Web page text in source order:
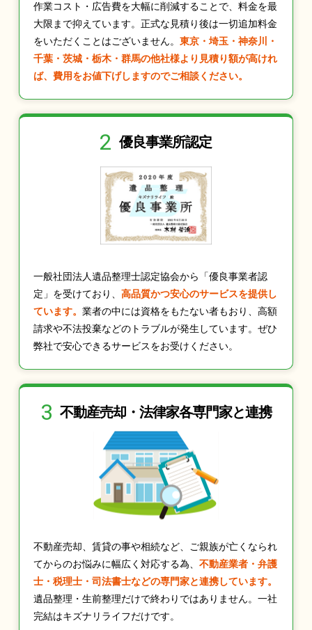
作業コスト・広告費を大幅に削減することで、料金を最
大限まで抑えています。正式な見積り後は一切追加料金
をいただくことはございません。 東京・埼玉・神奈川・
千葉・茨城・栃木・群馬の他社様より見積り額が高けれ
ば、費用をお値下げしますのでご相談ください。
2 優良事業所認定
一般社団法人遺品整理士認定協会から「優良事業者認
定」を受けており、 高品質かつ安心のサービスを提供し
ています。 業者の中には資格をもたない者もおり、高額
請求や不法投棄などのトラブルが発生しています。ぜひ
弊社で安心できるサービスをお受けください。
3 不動産売却・法律家各専門家と連携
不動産売却、賃貸の事や相続など、ご親族が亡くなられ
てからのお悩みに幅広く対応する為、 不動産業者・弁護
士・税理士・司法書士などの専門家と連携しています。
遺品整理・生前整理だけで終わりではありません。一社
完結はキズナリライフだけです。